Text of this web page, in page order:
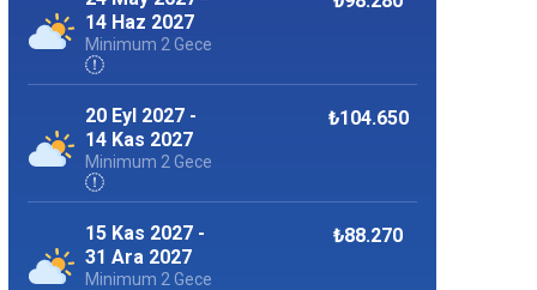
14 Haz 2027
Minimum 2 Gece
20 Eyl 2027 -
14 Kas 2027
Minimum 2 Gece
₺104.650
15 Kas 2027 -
31 Ara 2027
Minimum 2 Gece
₺88.270